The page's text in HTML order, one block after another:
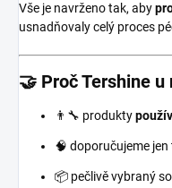
Vše je navrženo tak, aby
usnadňovaly celý proces
🤝 Proč Tershine u
👨‍🔧 produkty
🧠 doporučujeme
📦 pečlivě vybraný